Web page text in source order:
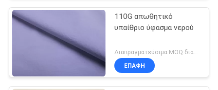
110G απωθητικό
υπαίθριο ύφασμα νερού
ΕΠΑΦΉ